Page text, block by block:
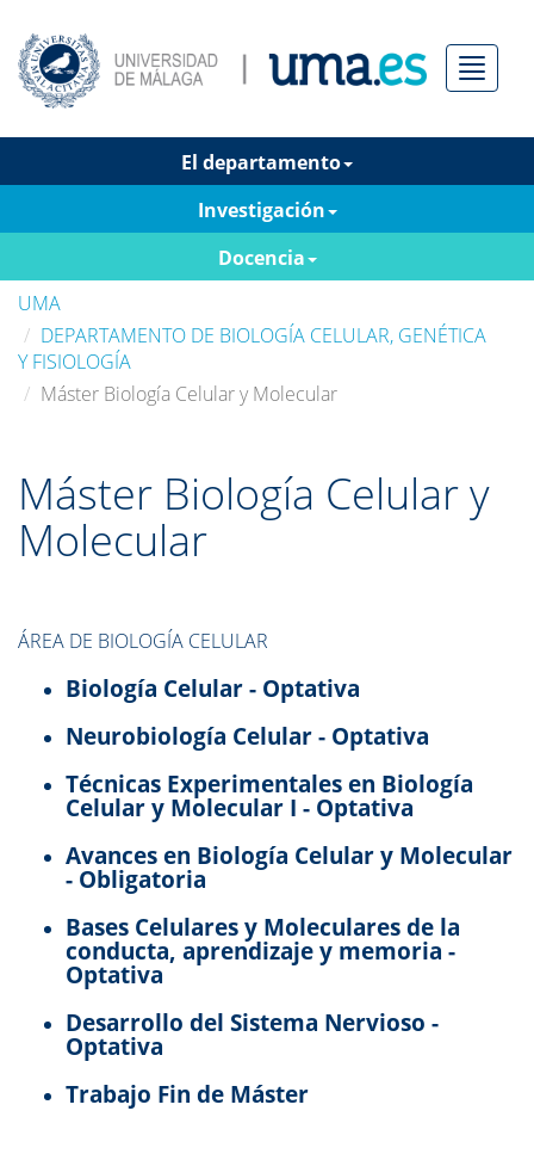
Menú
El departamento
Investigación
Docencia
UMA
DEPARTAMENTO DE BIOLOGÍA CELULAR, GENÉTICA
Y FISIOLOGÍA
Máster Biología Celular y Molecular
Máster Biología Celular y
Molecular
ÁREA DE BIOLOGÍA CELULAR
Biología Celular - Optativa
Neurobiología Celular - Optativa
Técnicas Experimentales en Biología
Celular y Molecular I - Optativa
Avances en Biología Celular y Molecular
- Obligatoria
Bases Celulares y Moleculares de la
conducta, aprendizaje y memoria -
Optativa
Desarrollo del Sistema Nervioso -
Optativa
Trabajo Fin de Máster